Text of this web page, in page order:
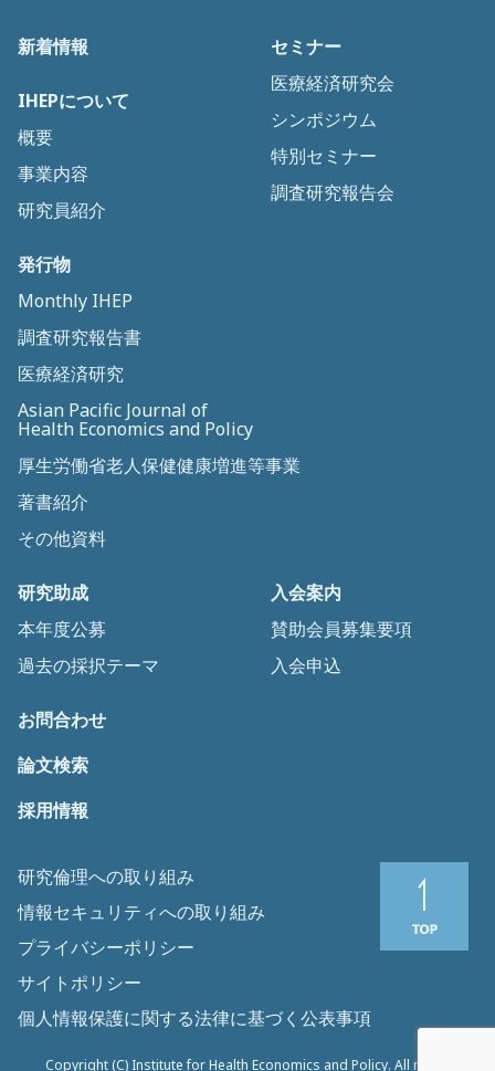
新着情報
IHEPについて
概要
事業内容
研究員紹介
セミナー
医療経済研究会
シンポジウム
特別セミナー
調査研究報告会
発行物
Monthly IHEP
調査研究報告書
医療経済研究
Asian Pacific Journal of
Health Economics and Policy
厚生労働省老人保健健康増進等事業
著書紹介
その他資料
研究助成
本年度公募
過去の採択テーマ
入会案内
賛助会員募集要項
入会申込
お問合わせ
論文検索
採用情報
研究倫理への取り組み
情報セキュリティへの取り組み
プライバシーポリシー
サイトポリシー
個人情報保護に関する法律に基づく公表事項
Copyright (C) Institute for Health Economics and Policy. All rights